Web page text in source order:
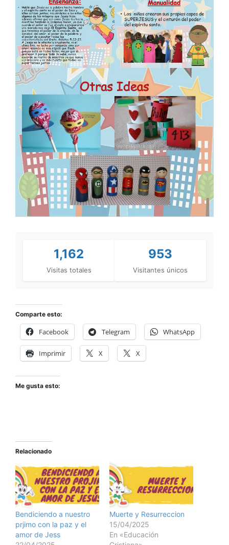
1,162
Visitas totales
953
Visitantes únicos
Comparte esto:
Facebook Telegram WhatsApp
Imprimir X X
Me gusta esto:
Relacionado
Bendiciendo a nuestro
prjimo con la paz y el
amor de Jess
Muerte y Resurreccion
15/04/2025
En «Educación